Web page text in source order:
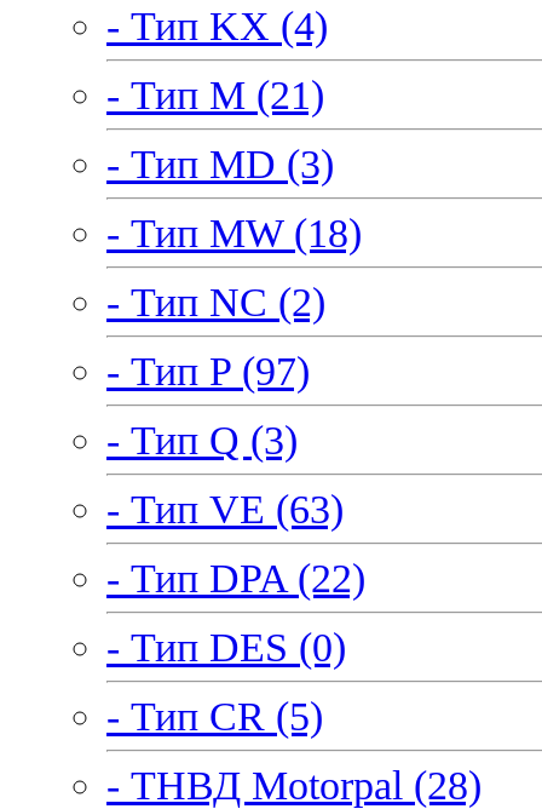
- Тип KX (4)
- Тип M (21)
- Тип MD (3)
- Тип MW (18)
- Тип NC (2)
- Тип P (97)
- Тип Q (3)
- Тип VE (63)
- Тип DPA (22)
- Тип DES (0)
- Тип CR (5)
- ТНВД Motorpal (28)